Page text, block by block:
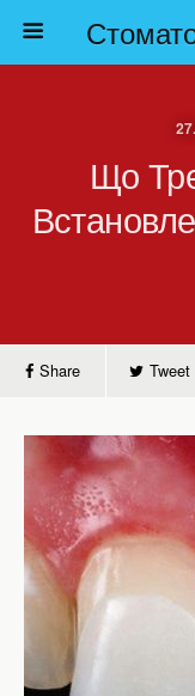
Що
Share Tweet